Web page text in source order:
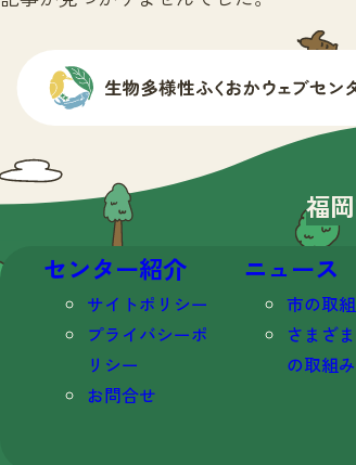
福
センター紹介
サイトポリシー
プライバシーポ
リシー
お問合せ
ニュース
市の取
さまざ
の取組み